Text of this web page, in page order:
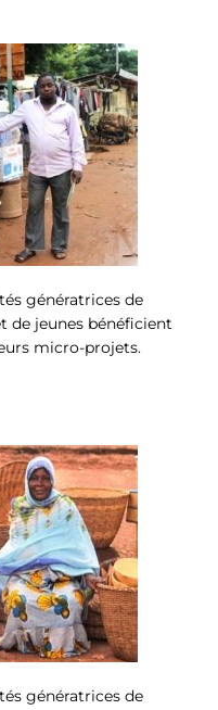
génératrices de
de jeunes bénéficient
micro-projets.
génératrices de